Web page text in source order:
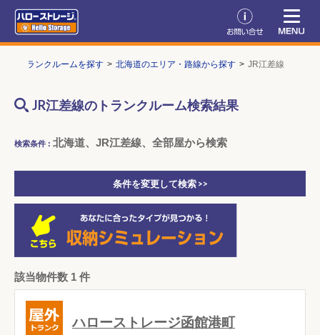
トランクルームを探す 北海道のエリア・路線から探す JR江差線
JR江差線のトランクルーム検索結果
検索条件 : 北海道、JR江差線、全部屋から検索
条件を変更して検索 >>
該当物件数 1 件
ハローストレージ函館港町